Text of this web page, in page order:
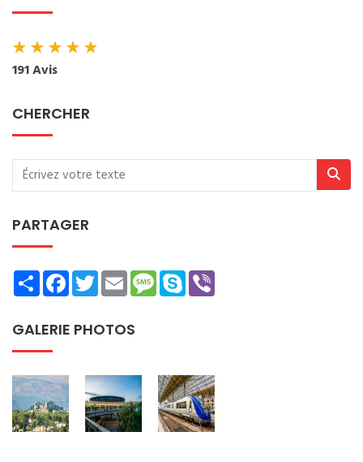
★★★★★
191 Avis
CHERCHER
PARTAGER
ShareFacebookTwitterEmailMessage
Skype
GALERIE PHOTOS